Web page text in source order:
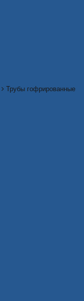
Трубы гофрированные